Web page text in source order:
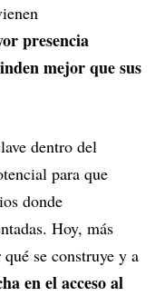
presencia
mejor que sus
dentro del
para que
donde
Hoy, más
se construye y a
en el acceso al